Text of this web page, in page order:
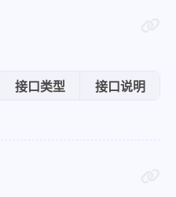
接口类型 接口说明